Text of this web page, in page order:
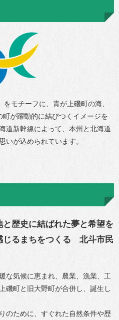
モチーフに、青が上磯町の海、
が躍動的に結びつくイメージを
道新幹線によって、本州と北海道
いが込められています。
歴史に結ばれた夢と希望を
るまちをつくる 北斗市民
な気候に恵まれ、農業、漁業、工
磯町と旧大野町が合併し、誕生し
のために、すぐれた自然条件や歴